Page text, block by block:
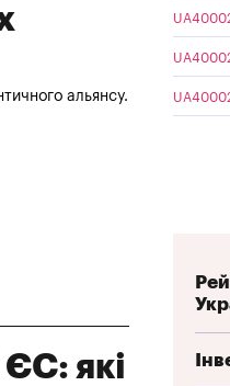
альянсу.
які